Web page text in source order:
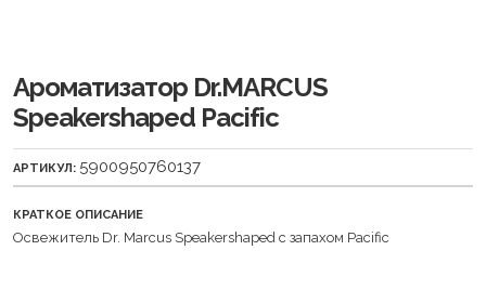
Ароматизатор Dr.MARCUS
Speakershaped Pacific
АРТИКУЛ: 5900950760137
КРАТКОЕ ОПИСАНИЕ
Освежитель Dr. Marcus Speakershaped с запахом Pacific